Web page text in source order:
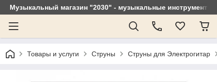
Музыкальный магазин "2030" - музыкальные
Товары и услуги Струны Струны для Электрогитар